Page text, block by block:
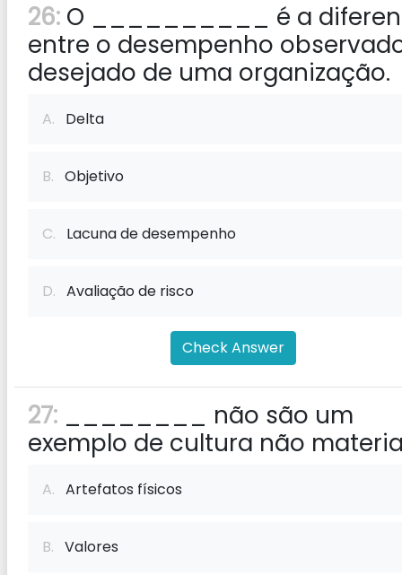
26: O __________ é a
entre o desempenho
desejado de uma organização.
A. Delta
B. Objetivo
C. Lacuna de desempenho
D. Avaliação de risco
Check Answer
27: ________ não são um
exemplo de cultura não
A. Artefatos físicos
B. Valores